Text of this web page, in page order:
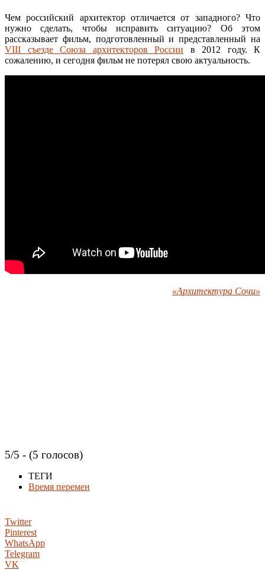
Чем российский архитектор отличается от западного? Что
нужно сделать, чтобы исправить ситуацию? Об этом
рассказывает фильм, подготовленный и представленный на
VIII съезде Союза архитекторов России в 2012 году. К
сожалению, и сегодня фильм не потерял свою актуальность.
«Архитектура Сочи»
5/5 - (5 голосов)
ТЕГИ
Время перемен
Twitter
Pinterest
WhatsApp
Telegram
VK